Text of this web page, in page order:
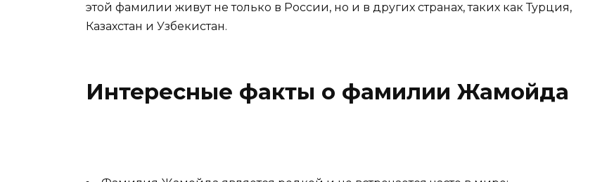
этой фамилии живут не только в России, но и в других странах, таких как Турция,
Казахстан и Узбекистан.
Интересные факты о фамилии Жамойда